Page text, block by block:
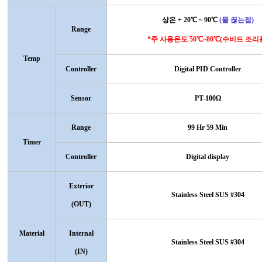
Temp
Range
상온 + 20℃ ~ 90℃ (물 끊는점)
*주 사용온도 50℃~80℃(수비드 조리
Controller Digital PID Controller
Sensor PT-100Ω
Timer
Range 99 Hr 59 Min
Controller Digital display
Material
Exterior
(OUT)
Stainless Steel SUS #304
Internal
(IN)
Stainless Steel SUS #304